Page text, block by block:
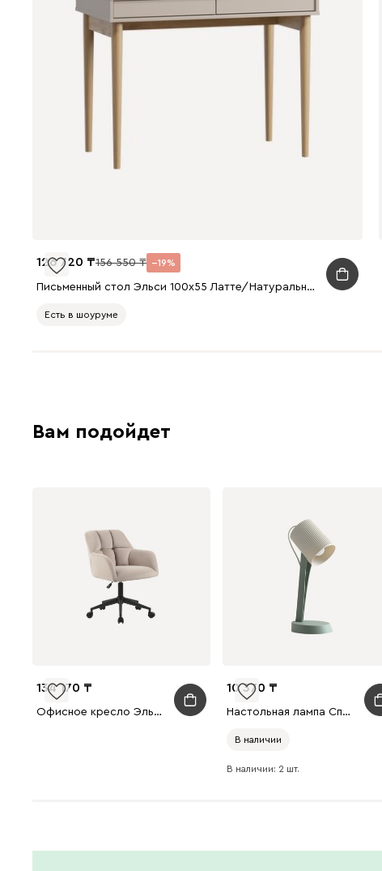
126 720 156 550 19
Письменный стол Эльси 100x55 Латте/Натуральный
Есть в шоуруме
Вам подойдет
134 170
Офисное кресло Эльнор Велюр Кремовый/Черный
10 370
Настольная лампа Спайк Зеленый
В наличии
В наличии: 2 шт.